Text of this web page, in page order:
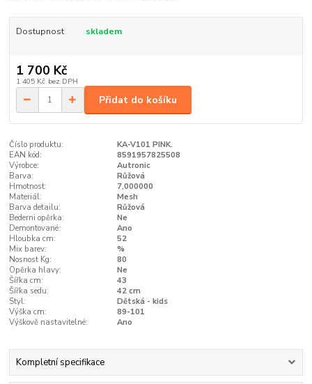
Dostupnost skladem
1 700 Kč
1 405 Kč bez DPH
Přidat do košíku
Číslo produktu:
KA-V101 PINK.
EAN kód:
8591957825508
Výrobce:
Autronic
Barva:
Růžová
Hmotnost:
7,000000
Materiál:
Mesh
Barva detailu:
Růžová
Bederni opěrka:
Ne
Demontované:
Ano
Hloubka cm:
52
Mix barev:
%
Nosnost Kg:
80
Opěrka hlavy:
Ne
Šířka cm:
43
Šířka sedu:
42 cm
Styl:
Dětská - kids
Výška cm:
89-101
Výškově nastavitelné:
Ano
Kompletní specifikace